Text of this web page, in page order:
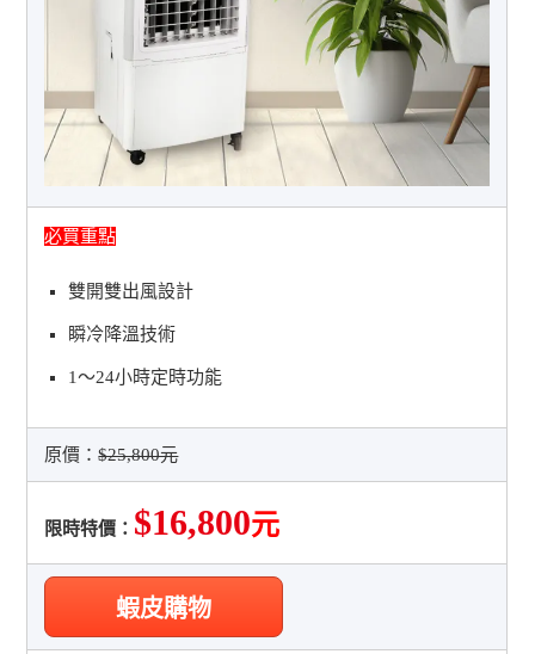
必買重點
雙開雙出風設計
瞬冷降溫技術
1〜24小時定時功能
原價：$25,800元
限時特價： $16,800元
蝦皮購物